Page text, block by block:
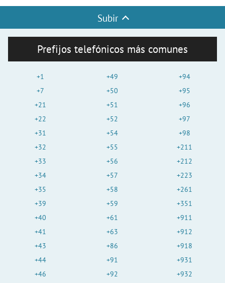
Subir
Prefijos telefónicos más comunes
+1
+7
+21
+22
+31
+32
+33
+34
+35
+39
+40
+41
+43
+44
+46
+49
+50
+51
+52
+54
+55
+56
+57
+58
+59
+61
+63
+86
+91
+92
+94
+95
+96
+97
+98
+211
+212
+223
+261
+351
+911
+912
+918
+931
+932